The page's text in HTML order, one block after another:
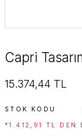
Capri
15.374,44 TL
STOK KODU
*1.412,91 TL DEN